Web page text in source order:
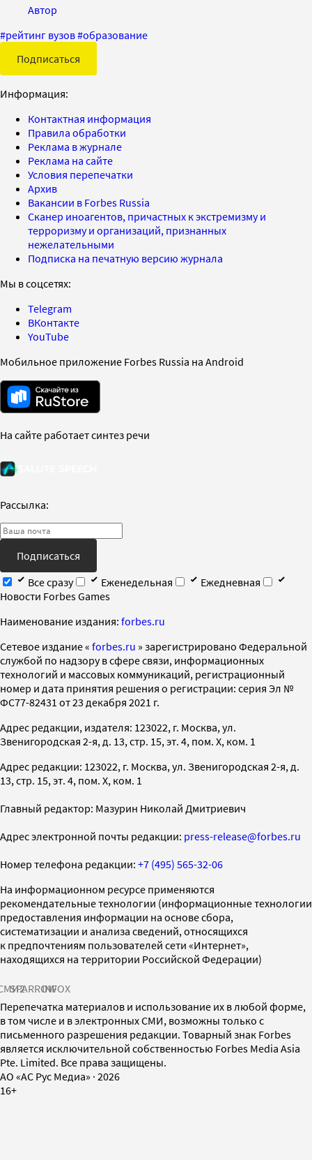
Автор
#рейтинг вузов#образование
Подписаться
Информация:
Контактная информация
Правила обработки
Реклама в журнале
Реклама на сайте
Условия перепечатки
Архив
Вакансии в Forbes Russia
Сканер иноагентов, причастных к экстремизму и
терроризму и организаций, признанных
нежелательными
Подписка на печатную версию журнала
Мы в соцсетях:
Telegram
ВКонтакте
YouTube
Мобильное приложение Forbes Russia на Android
На сайте работает синтез речи
Рассылка:
Подписаться
Все сразу
Еженедельная
Ежедневная
Новости Forbes Games
Наименование издания: forbes.ru
Cетевое издание « forbes.ru » зарегистрировано Федеральной
службой по надзору в сфере связи, информационных
технологий и массовых коммуникаций, регистрационный
номер и дата принятия решения о регистрации: серия Эл №
ФС77-82431 от 23 декабря 2021 г.
Адрес редакции, издателя: 123022, г. Москва, ул.
Звенигородская 2-я, д. 13, стр. 15, эт. 4, пом. X, ком. 1
Адрес редакции: 123022, г. Москва, ул. Звенигородская 2-я, д.
13, стр. 15, эт. 4, пом. X, ком. 1
Главный редактор: Мазурин Николай Дмитриевич
Адрес электронной почты редакции: press-release@forbes.ru
Номер телефона редакции: +7 (495) 565-32-06
На информационном ресурсе применяются
рекомендательные технологии (информационные технологии
предоставления информации на основе сбора,
систематизации и анализа сведений, относящихся
к предпочтениям пользователей сети «Интернет»,
находящихся на территории Российской Федерации)
SPARROWINFOX
Перепечатка материалов и использование их в любой форме,
в том числе и в электронных СМИ, возможны только с
письменного разрешения редакции. Товарный знак Forbes
является исключительной собственностью Forbes Media Asia
Pte. Limited. Все права защищены.
AO «АС Рус Медиа» · 2026
16+